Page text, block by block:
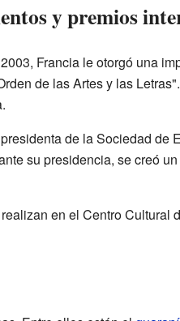
y premios
Francia le otorgó una
de las Artes y las
de la Sociedad de
su presidencia, se creó
en el Centro Cultural